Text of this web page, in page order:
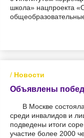
школа» нацпроекта
/ Новости
Объявлены
В Москве
среди инвалидов и
подведены итоги
участие более 2000